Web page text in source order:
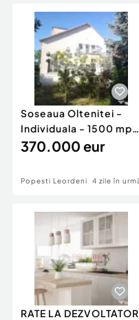
Servicii
Animale de companie
Afaceri și
Inchiriere Bunuri si
Utilaje agricole si
Piese auto si accesorii
Dacia Duster
Soseaua Oltenitei -
Individuala - 1500 mp
Teren - 300 mp ...
370.000 eur
Popesti Leordeni 4 zile în
RATE LA DEZVOLTATOR